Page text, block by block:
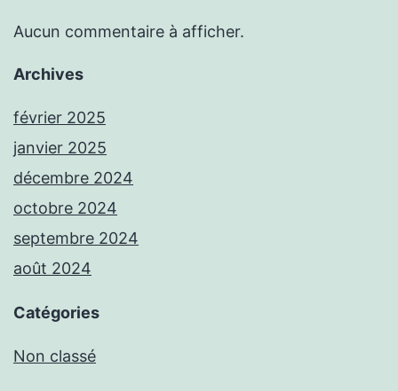
Aucun commentaire à afficher.
Archives
février 2025
janvier 2025
décembre 2024
octobre 2024
septembre 2024
août 2024
Catégories
Non classé